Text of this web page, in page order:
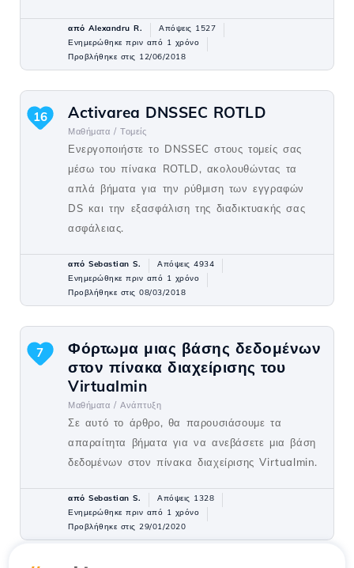
από Alexandru R.
Απόψεις 1527
Ενημερώθηκε πριν από 1 χρόνο
Προβλήθηκε στις 12/06/2018
Activarea DNSSEC ROTLD
Μαθήματα / Τομείς
Ενεργοποιήστε το DNSSEC στους τομείς σας
μέσω του πίνακα ROTLD, ακολουθώντας τα
απλά βήματα για την ρύθμιση των εγγραφών
DS και την εξασφάλιση της διαδικτυακής σας
ασφάλειας.
16
από Sebastian S.
Απόψεις 4934
Ενημερώθηκε πριν από 1 χρόνο
Προβλήθηκε στις 08/03/2018
Φόρτωμα μιας βάσης δεδομένων
στον πίνακα διαχείρισης του
Virtualmin
Μαθήματα / Ανάπτυξη
Σε αυτό το άρθρο, θα παρουσιάσουμε τα
απαραίτητα βήματα για να ανεβάσετε μια βάση
δεδομένων στον πίνακα διαχείρισης Virtualmin.
7
από Sebastian S.
Απόψεις 1328
Ενημερώθηκε πριν από 1 χρόνο
Προβλήθηκε στις 29/01/2020